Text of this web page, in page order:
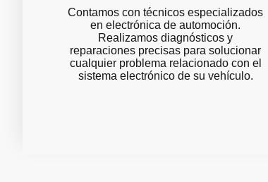
Contamos con técnicos especializados
en electrónica de automoción.
Realizamos diagnósticos y
reparaciones precisas para solucionar
cualquier problema relacionado con el
sistema electrónico de su vehículo.